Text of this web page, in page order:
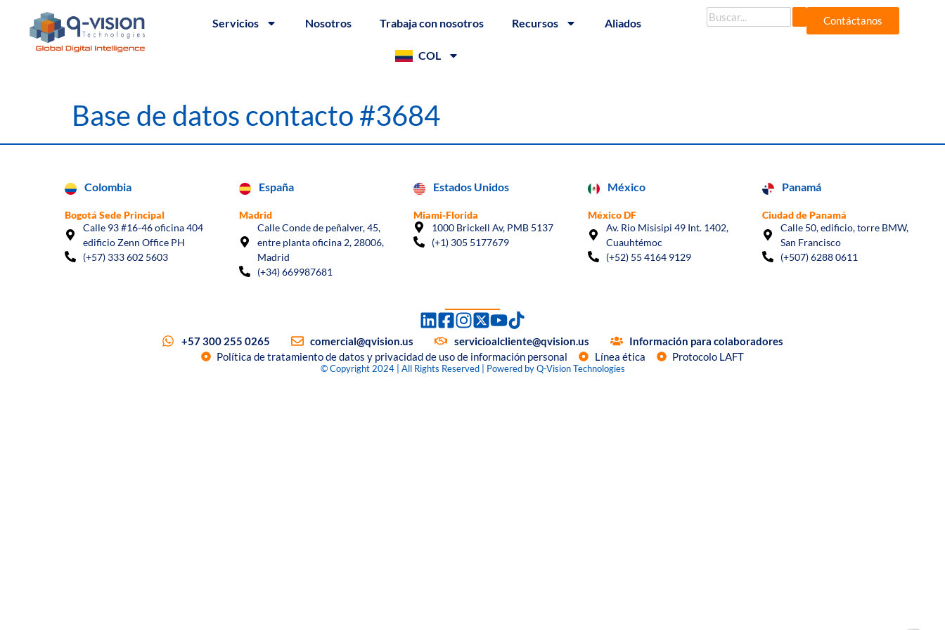
Servicios Nosotros Trabaja con nosotros Recursos Aliados
COL
Contáctanos
Base de datos contacto #3684
Colombia
Bogotá Sede Principal
Calle 93 #16-46 oficina 404
edificio Zenn Office PH
(+57) 333 602 5603
España
Madrid
Calle Conde de peñalver, 45,
entre planta oficina 2, 28006,
Madrid
(+34) 669987681
Estados Unidos
Miami-Florida
1000 Brickell Av, PMB 5137
(+1) 305 5177679
México
México DF
Av. Rio Misisipi 49 Int. 1402,
Cuauhtémoc
(+52) 55 4164 9129
Panamá
Ciudad de Panamá
Calle 50, edificio, torre BMW,
San Francisco
(+507) 6288 0611
+57 300 255 0265 comercial@qvision.us servicioalcliente@qvision.us
Información para colaboradores
Política de tratamiento de datos y privacidad de uso de información personal
Línea ética Protocolo LAFT
© Copyright 2024 | All Rights Reserved | Powered by Q-Vision Technologies